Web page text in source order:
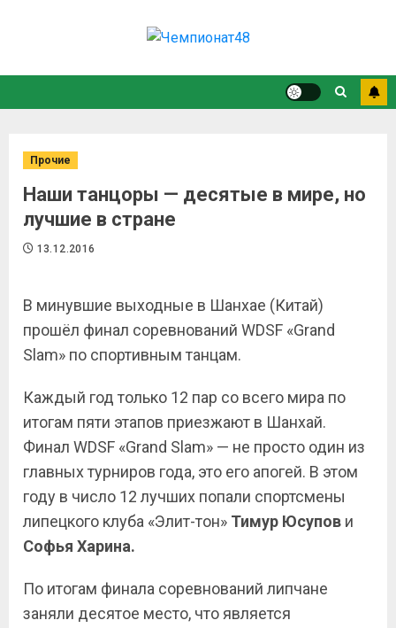
Прочие
Наши танцоры — десятые в мире, но
лучшие в стране
13.12.2016
В минувшие выходные в Шанхае (Китай)
прошёл финал соревнований WDSF «Grand
Slam» по спортивным танцам.
Каждый год только 12 пар со всего мира по
итогам пяти этапов приезжают в Шанхай.
Финал WDSF «Grand Slam» — не просто один из
главных турниров года, это его апогей. В этом
году в число 12 лучших попали спортсмены
липецкого клуба «Элит-тон» Тимур Юсупов и
Софья Харина.
По итогам финала соревнований липчане
заняли десятое место, что является